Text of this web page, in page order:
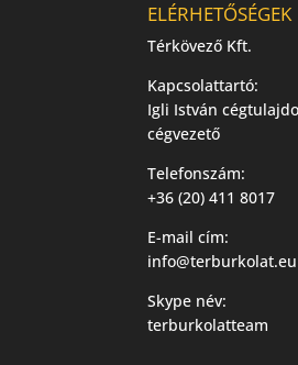
ELÉRHETŐSÉGEK
Térkövező Kft.
Kapcsolattartó:
Igli István
cégvezető
Telefonszám:
+36 (20) 411 8017
E-mail cím:
info@terburkolat.eu
Skype név:
terburkolatteam